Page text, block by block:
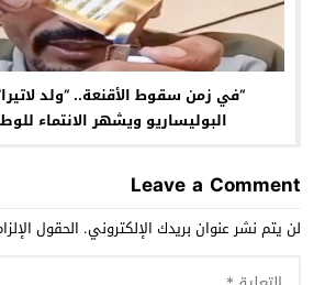
“في زمن سقوط الأقنعة.. “ولد
البوليساريو ويشهر الانتماء
Leave a Comment
لن يتم نشر عنوان بريدك الإلكتروني. الحقول